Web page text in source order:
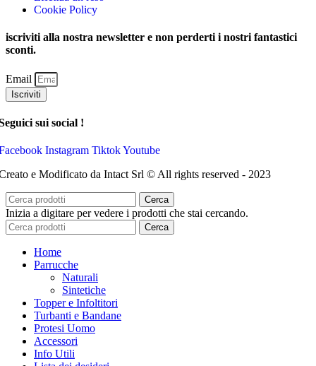
Cookie Policy
iscriviti alla nostra newsletter e non perderti i nostri fantastici
sconti.
Email
Iscriviti
sui social !
Instagram TiktokYoutube
e Modificato da Intact Srl © All rights reserved - 2023
Cerca
Inizia a digitare per vedere i prodotti che stai cercando.
Cerca
Home
Parrucche
Naturali
Sintetiche
Topper e Infoltitori
Turbanti e Bandane
Protesi Uomo
Accessori
Info Utili